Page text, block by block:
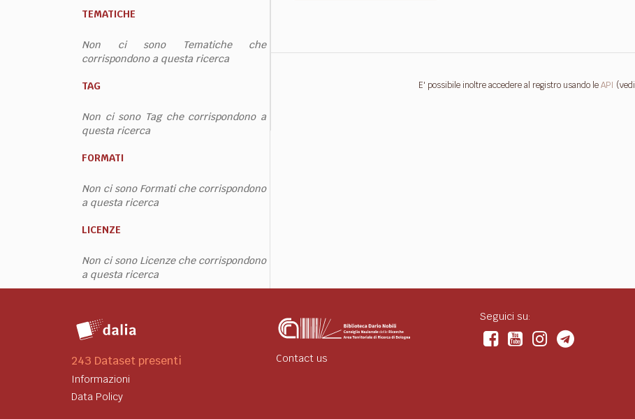
TEMATICHE
Non ci sono Tematiche che
corrispondono a questa ricerca
TAG
Non ci sono Tag che corrispondono a
questa ricerca
FORMATI
Non ci sono Formati che corrispondono
a questa ricerca
LICENZE
Non ci sono Licenze che corrispondono
a questa ricerca
E' possibile inoltre accedere al registro usando leAPI (vedi
243 Dataset presenti
Informazioni
Data Policy
Contact us
Seguici su: